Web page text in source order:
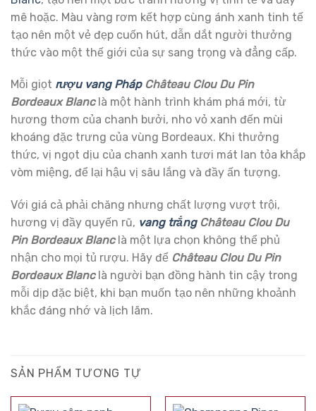
mê hoặc. Màu vàng rơm kết hợp cùng ánh xanh tinh tế
tạo nên một vẻ đẹp cuốn hút, dẫn dắt người thưởng
thức vào một thế giới của sự sang trọng và đẳng cấp.
Mỗi giọt rượu vang PhápChâteau Clou Du Pin
Bordeaux Blanclà một hành trình khám phá mới, từ
hương thơm của chanh bưởi, nho vỏ xanh đến mùi
khoáng đặc trưng của vùng Bordeaux. Khi thưởng
thức, vị ngọt dịu của chanh xanh tươi mát lan tỏa khắp
vòm miệng, để lại hậu vị sâu lắng và đầy ấn tượng.
Với giá cả phải chăng nhưng chất lượng vượt trội,
hương vị đầy quyến rũ, vang trắngChâteau Clou Du
Pin Bordeaux Blanclà một lựa chọn không thể phủ
nhận cho mọi tủ rượu. Hãy để Château Clou Du Pin
Bordeaux Blanclà người bạn đồng hành tin cậy trong
mỗi dịp đặc biệt, khi bạn muốn tạo nên những khoảnh
khắc đáng nhớ và lịch lãm.
SẢN PHẨM TƯƠNG TỰ